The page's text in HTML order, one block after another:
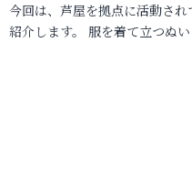
今回は、芦屋を拠点に活動さ
紹介します。 服を着て立つぬ